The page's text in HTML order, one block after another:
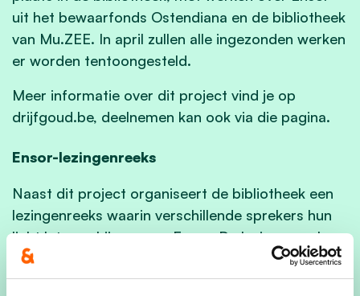
uit het bewaarfonds Ostendiana en de bibliotheek
van Mu.ZEE. In april zullen alle ingezonden werken
er worden tentoongesteld.
Meer informatie over dit project vind je op
drijfgoud.be, deelnemen kan ook via die pagina.
Ensor-lezingenreeks
Naast dit project organiseert de bibliotheek een
lezingenreeks waarin verschillende sprekers hun
licht laten schijnen over Ensor. De lezingenreeks
vindt maandelijks plaats op zondagvoormiddag
en is gratis toegankelijk. Onder meer journalist